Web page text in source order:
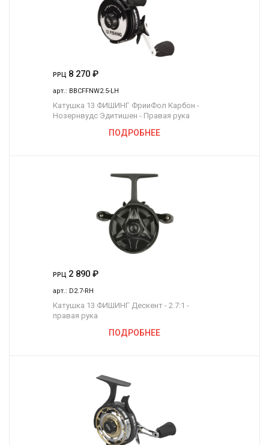
РРЦ 8 270 ₽
арт.: BBCFFNW2.5-LH
Катушка 13 ФИШИНГ ФрииФол Карбон -
Нозернвудс Эдитишен - Правая рука
ПОДРОБНЕЕ
РРЦ 2 890 ₽
арт.: D2.7-RH
Катушка 13 ФИШИНГ Дескент - 2.7:1 -
правая рука
ПОДРОБНЕЕ